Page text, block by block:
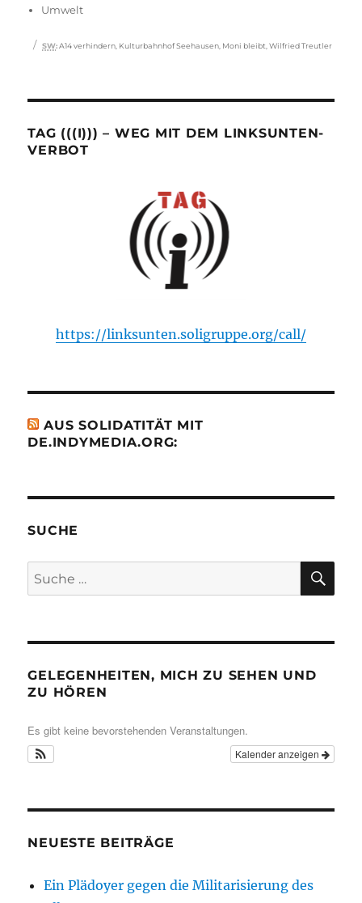
Umwelt
Schlagwörter
SW: A14 verhindern, Kulturbahnhof Seehausen, Moni bleibt,Wilfried Treutler
TAG (((I))) – WEG MIT DEM LINKSUNTEN-
VERBOT
https://linksunten.soligruppe.org/call/
AUS SOLIDATITÄT MIT
DE.INDYMEDIA.ORG:
SUCHE
Suche
nach:
GELEGENHEITEN, MICH ZU SEHEN UND
ZU HÖREN
Es gibt keine bevorstehenden Veranstaltungen.
Kalender anzeigen
NEUESTE BEITRÄGE
Ein Plädoyer gegen die Militarisierung des